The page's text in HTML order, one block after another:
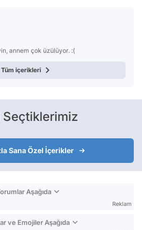
annem çok üzülüyor. :(
Tüm içerikleri
Seçtiklerimiz
Sana Özel İçerikler
Aşağıda
Reklam
ve Emojiler Aşağıda